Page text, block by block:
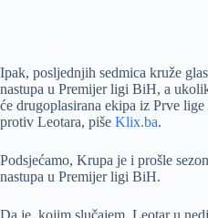
Ipak, posljednjih sedmica kruže
nastupa u Premijer ligi BiH, a
će drugoplasirana ekipa iz Prve
protiv Leotara, piše Klix.ba.
Podsjećamo, Krupa je i prošle
nastupa u Premijer ligi BiH.
Da je, kojim slučajem, Leotar u